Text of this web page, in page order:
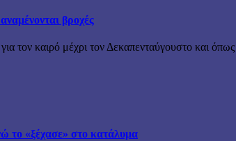
βροχές
καιρό μέχρι τον Δεκαπενταύγουστο και
το «ξέχασε» στο κατάλυμα